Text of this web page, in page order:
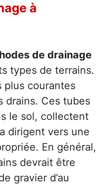
à
de drainage
types de terrains.
plus courantes
drains. Ces tubes
le sol, collectent
dirigent vers une
En général,
devrait être
gravier d’au